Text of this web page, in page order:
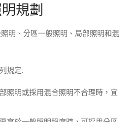
規劃
明、分區一般照明、局部照明和混
規定:
照明或採用混合照明不合理時，宜